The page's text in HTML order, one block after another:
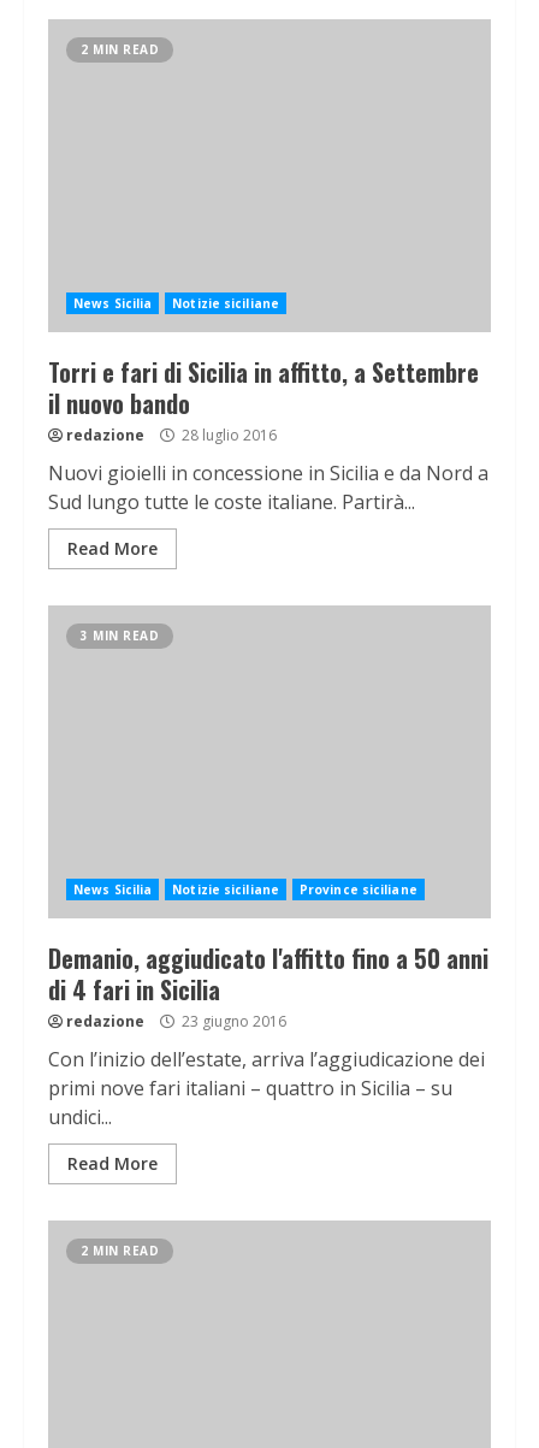
2 MIN READ
News Sicilia Notizie siciliane
Torri e fari di Sicilia in affitto, a Settembre
il nuovo bando
redazione 28 luglio 2016
Nuovi gioielli in concessione in Sicilia e da Nord a
Sud lungo tutte le coste italiane. Partirà...
Read More
3 MIN READ
News Sicilia Notizie siciliane Province siciliane
Demanio, aggiudicato l'affitto fino a 50 anni
di 4 fari in Sicilia
redazione 23 giugno 2016
Con l’inizio dell’estate, arriva l’aggiudicazione dei
primi nove fari italiani – quattro in Sicilia – su
undici...
Read More
2 MIN READ